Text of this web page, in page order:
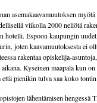
asemakaavamuutoksen
viikolla 2000 neliötä
hotelli. Espoon kaupungin
joten kaavamuutoksesta ei
rakentaa opiskelija-
Kyseinen maapala kun on
pienikin tulva saa koko
lähentämisen hengessä